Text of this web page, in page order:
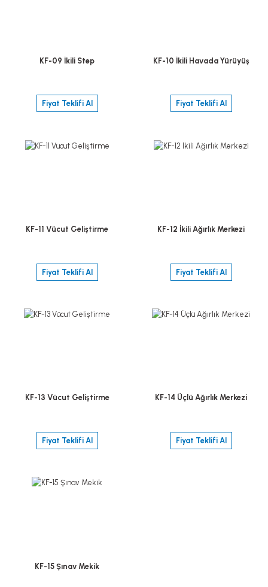
KF-09 İkili Step
Fiyat Teklifi Al
KF-10 İkili Havada Yürüyüş
Fiyat Teklifi Al
KF-11 Vücut Geliştirme
Fiyat Teklifi Al
KF-12 İkili Ağırlık Merkezi
Fiyat Teklifi Al
KF-13 Vücut Geliştirme
Fiyat Teklifi Al
KF-14 Üçlü Ağırlık Merkezi
Fiyat Teklifi Al
KF-15 Şınav Mekik